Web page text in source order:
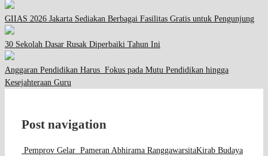
GIIAS 2026 Jakarta Sediakan Berbagai Fasilitas Gratis untuk Pengunjung
30 Sekolah Dasar Rusak Diperbaiki Tahun Ini
Anggaran Pendidikan Harus Fokus pada Mutu Pendidikan hingga
Kesejahteraan Guru
Post navigation
Pemprov Gelar Pameran Abhirama RanggawarsitaKirab Budaya